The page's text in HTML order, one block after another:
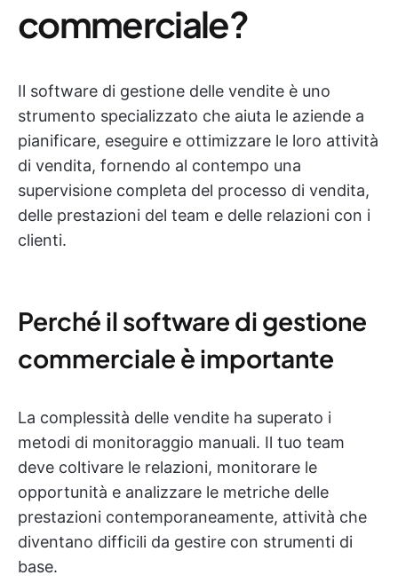
commerciale?
Il software di gestione delle vendite è uno
strumento specializzato che aiuta le aziende a
pianificare, eseguire e ottimizzare le loro attività
di vendita, fornendo al contempo una
supervisione completa del processo di vendita,
delle prestazioni del team e delle relazioni con i
clienti.
Perché il software di gestione
commerciale è importante
La complessità delle vendite ha superato i
metodi di monitoraggio manuali. Il tuo team
deve coltivare le relazioni, monitorare le
opportunità e analizzare le metriche delle
prestazioni contemporaneamente, attività che
diventano difficili da gestire con strumenti di
base.